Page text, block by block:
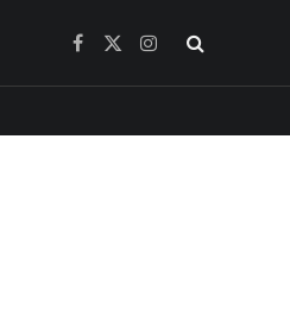
Facebook
X
Instagram